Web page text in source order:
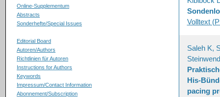
Online-Supplementum
Abstracts
Sonderhefte/Special Issues
Editorial Board
Autoren/Authors
Richtlinien für Autoren
Instructions for Authors
Keywords
Impressum/Contact Information
Abonnement/Subscription
Volltext
Saleh K,
His-
pacing